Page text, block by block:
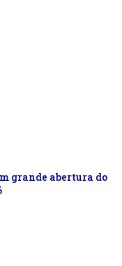
grande abertura do